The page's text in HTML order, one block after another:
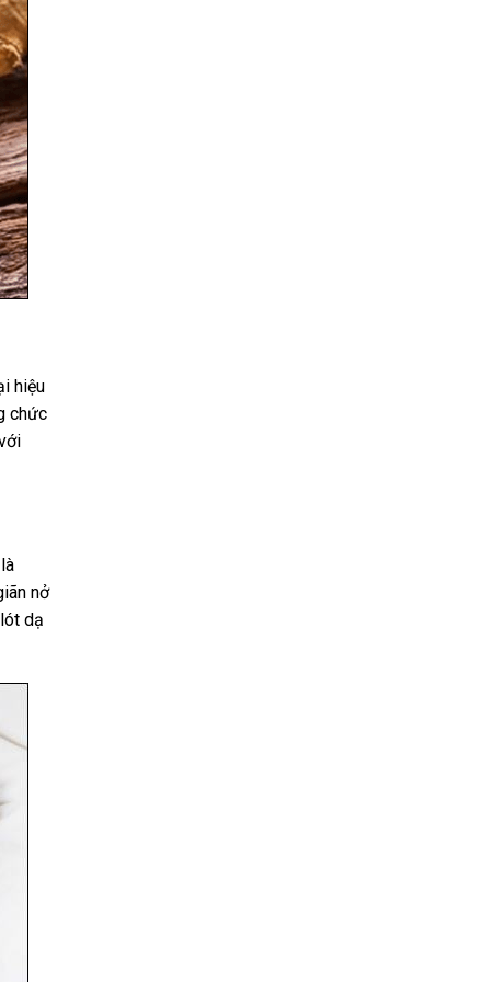
hiệu
chức
nở
dạ